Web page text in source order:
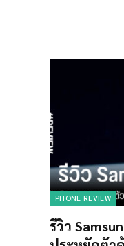
PHONE REVIEW
รีวิว